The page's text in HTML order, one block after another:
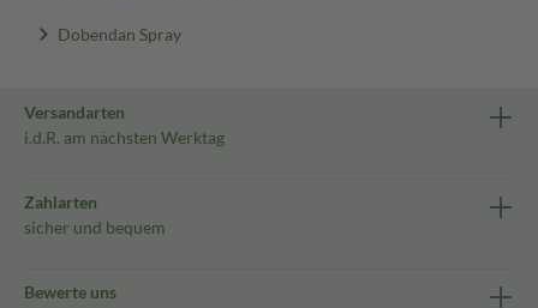
Dobendan Spray
Versandarten
i.d.R. am nächsten Werktag
Zahlarten
sicher und bequem
Bewerte uns